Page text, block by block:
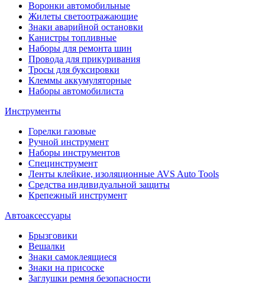
Воронки автомобильные
Жилеты светоотражающие
Знаки аварийной остановки
Канистры топливные
Наборы для ремонта шин
Провода для прикуривания
Тросы для буксировки
Клеммы аккумуляторные
Наборы автомобилиста
Инструменты
Горелки газовые
Ручной инструмент
Наборы инструментов
Специнструмент
Ленты клейкие, изоляционные AVS Auto Tools
Средства индивидуальной защиты
Крепежный инструмент
Автоаксессуары
Брызговики
Вешалки
Знаки самоклеящиеся
Знаки на присоске
Заглушки ремня безопасности